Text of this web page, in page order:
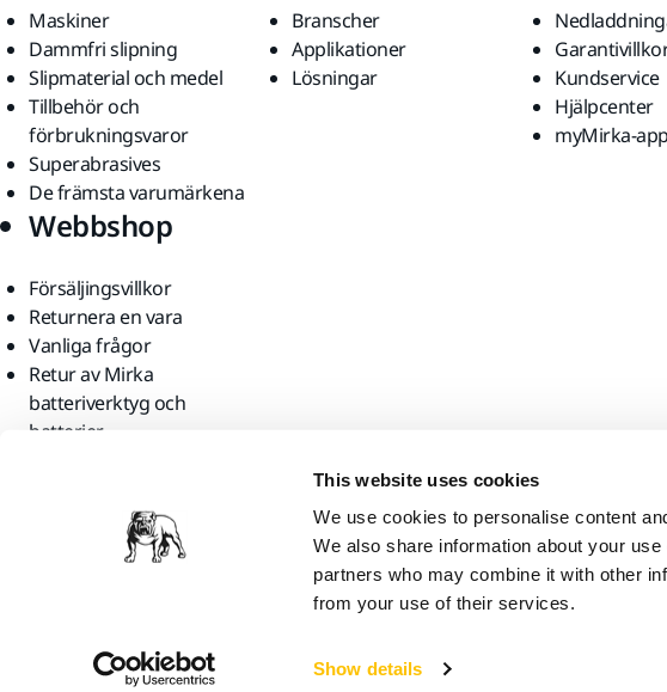
This website uses cookies
We use cookies to personalise content
We also share information about your
partners who may combine it with other
from your use of their services.
Show details
Maskiner
Dammfri slipning
Slipmaterial och medel
Tillbehör och
förbrukningsvaror
Superabrasives
De främsta varumärkena
Branscher
Applikationer
Lösningar
Kundservice
Hjälpcenter
myMirka-
Webbshop
Försäljingsvillkor
Returnera en vara
Vanliga frågor
Retur av Mirka
batteriverktyg och
batterier